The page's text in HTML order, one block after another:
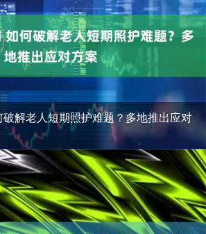
解老人短期照护难题？多地推出应对